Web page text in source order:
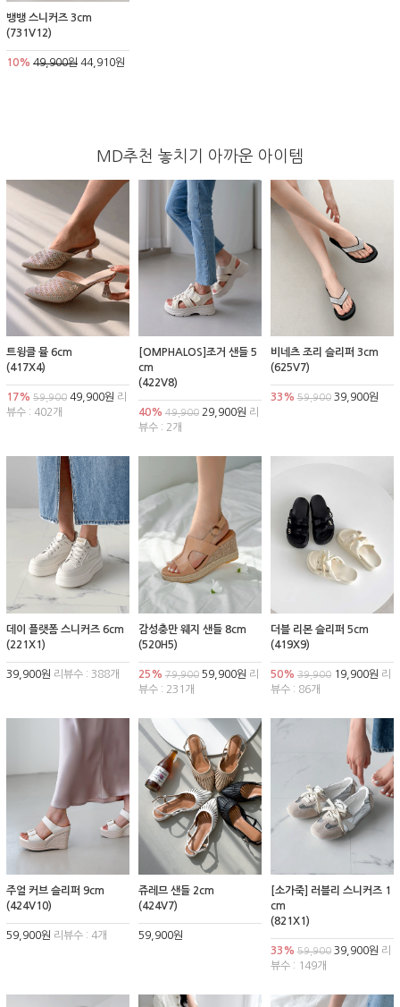
뱅뱅 스니커즈 3cm
(731V12)
10% 49,900원 44,910원
MD추천 놓치기 아까운 아이템
트윙클 뮬 6cm
(417X4)
17% 59,900 49,900원 리
뷰수 : 402개
[OMPHALOS]조거 샌들 5
cm
(422V8)
40% 49,90029,900원 리
뷰수 : 2개
비네츠 조리 슬리퍼 3cm
(625V7)
33% 59,90039,900원
데이 플랫폼 스니커즈 6cm
(221X1)
39,900원 리뷰수 : 388개
감성충만 웨지 샌들 8cm
(520H5)
25% 79,90059,900원 리
뷰수 : 231개
더블 리본 슬리퍼 5cm
(419X9)
50% 39,90019,900원 리
뷰수 : 86개
주얼 커브 슬리퍼 9cm
(424V10)
59,900원 리뷰수 : 4개
쥬레므 샌들 2cm
(424V7)
59,900원
[소가죽] 러블리 스니커즈 1
cm
(821X1)
33% 59,90039,900원 리
뷰수 : 149개